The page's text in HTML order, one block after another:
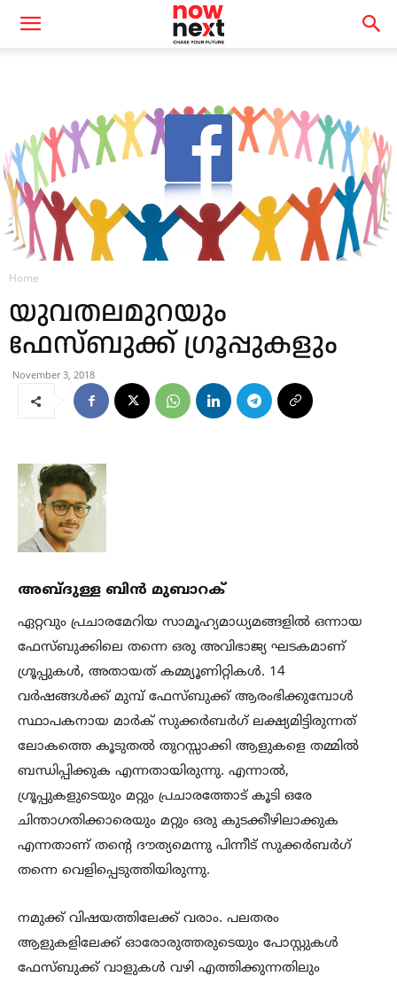
Home
യുവതലമുറയും
ഫേസ്ബുക്ക് ഗ്രൂപ്പുകളും
November 3, 2018
അബ്ദുള്ള ബിൻ മുബാറക്
ഏറ്റവും പ്രചാരമേറിയ സാമൂഹ്യമാധ്യമങ്ങളിൽ ഒന്നായ
ഫേസ്ബുക്കിലെ തന്നെ ഒരു അവിഭാജ്യ ഘടകമാണ്
ഗ്രൂപ്പുകൾ, അതായത് കമ്മ്യൂണിറ്റികൾ. 14
വർഷങ്ങൾക്ക് മുമ്പ് ഫേസ്ബുക്ക് ആരംഭിക്കുമ്പോൾ
സ്ഥാപകനായ മാർക് സുക്കർബർഗ് ലക്ഷ്യമിട്ടിരുന്നത്
ലോകത്തെ കൂടുതൽ തുറസ്സാക്കി ആളുകളെ തമ്മിൽ
ബന്ധിപ്പിക്കുക എന്നതായിരുന്നു. എന്നാൽ,
ഗ്രൂപ്പുകളുടെയും മറ്റും പ്രചാരത്തോട് കൂടി ഒരേ
ചിന്താഗതിക്കാരെയും മറ്റും ഒരു കുടക്കീഴിലാക്കുക
എന്നതാണ് തന്റെ ദൗത്യമെന്നു പിന്നീട് സുക്കർബർഗ്
തന്നെ വെളിപ്പെടുത്തിയിരുന്നു.
നമുക്ക് വിഷയത്തിലേക്ക് വരാം. പലതരം
ആളുകളിലേക്ക് ഓരോരുത്തരുടെയും പോസ്റ്റുകൾ
ഫേസ്ബുക്ക് വാളുകൾ വഴി എത്തിക്കുന്നതിലും